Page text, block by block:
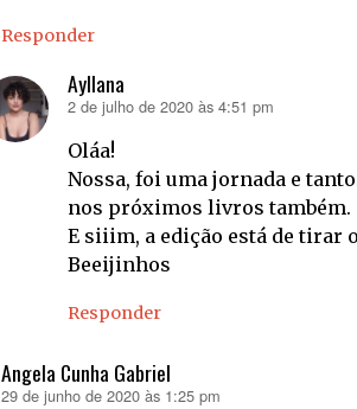
Responder
Ayllana
disse:
2 de julho de 2020 às 4:51 pm
Oláa!
Nossa, foi uma jornada e
nos próximos livros também.
E siiim, a edição está de tirar
Beeijinhos
Responder
Angela Cunha Gabriel
disse:
29 de junho de 2020 às 1:25 pm